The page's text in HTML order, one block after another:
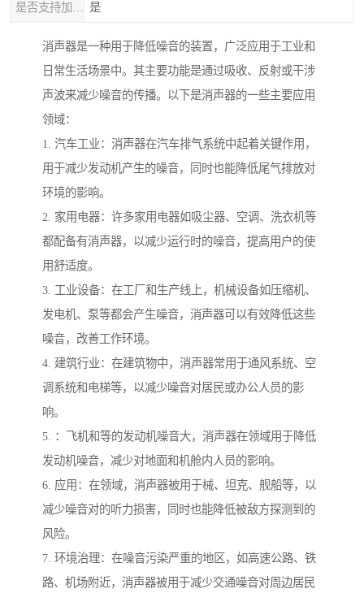
是
消声器是一种用于降低噪音的装置，广泛应用于工业和
日常生活场景中。其主要功能是通过吸收、反射或干涉
声波来减少噪音的传播。以下是消声器的一些主要应用
领域：
1. 汽车工业：消声器在汽车排气系统中起着关键作用，
用于减少发动机产生的噪音，同时也能降低尾气排放对
环境的影响。
2. 家用电器：许多家用电器如吸尘器、空调、洗衣机等
都配备有消声器，以减少运行时的噪音，提高用户的使
用舒适度。
3. 工业设备：在工厂和生产线上，机械设备如压缩机、
发电机、泵等都会产生噪音，消声器可以有效降低这些
噪音，改善工作环境。
4. 建筑行业：在建筑物中，消声器常用于通风系统、空
调系统和电梯等，以减少噪音对居民或办公人员的影
响。
5. ：飞机和等的发动机噪音大，消声器在领域用于降低
发动机噪音，减少对地面和机舱内人员的影响。
6. 应用：在领域，消声器被用于械、坦克、舰船等，以
减少噪音对的听力损害，同时也能降低被敌方探测到的
风险。
7. 环境治理：在噪音污染严重的地区，如高速公路、铁
路、机场附近，消声器被用于减少交通噪音对周边居民